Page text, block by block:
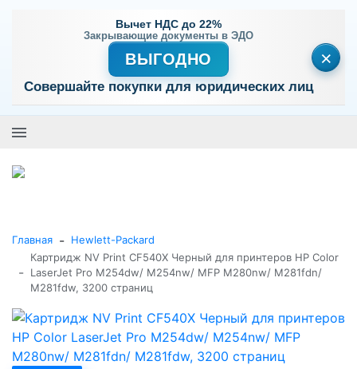
Вычет НДС до 22%
Закрывающие документы в ЭДО
ВЫГОДНО
Совершайте покупки для юридических лиц
×
Главная - Hewlett-Packard
-
Картридж NV Print CF540X Черный для принтеров HP Color
LaserJet Pro M254dw/ M254nw/ MFP M280nw/ M281fdn/
M281fdw, 3200 страниц